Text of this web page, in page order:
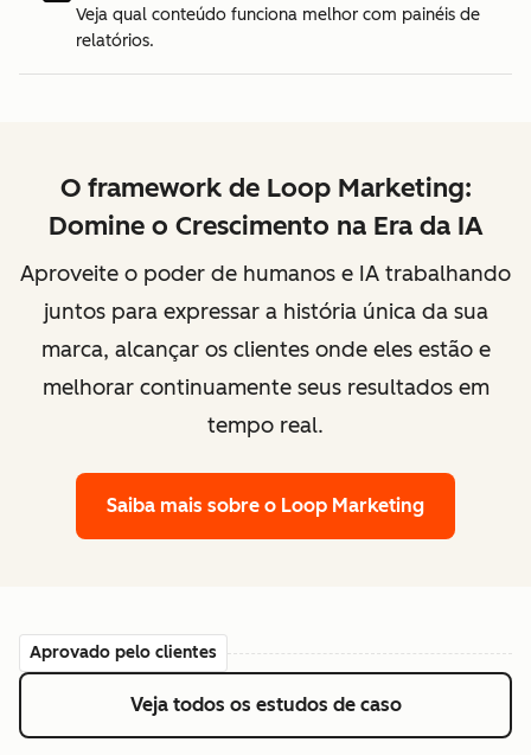
Veja qual conteúdo funciona melhor com painéis de
relatórios.
O framework de Loop Marketing:
Domine o Crescimento na Era da IA
Aproveite o poder de humanos e IA trabalhando
juntos para expressar a história única da sua
marca, alcançar os clientes onde eles estão e
melhorar continuamente seus resultados em
tempo real.
Saiba mais sobre o Loop Marketing
Aprovado pelo clientes
Veja todos os estudos de caso